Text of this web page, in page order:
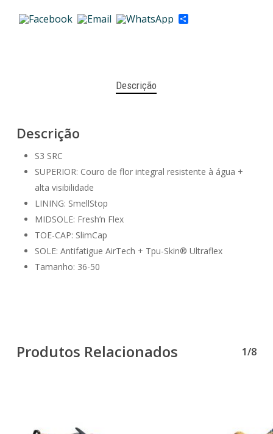
Share
Descrição
Descrição
S3 SRC
SUPERIOR: Couro de flor integral resistente à água +
alta visibilidade
LINING: SmellStop
MIDSOLE: Fresh’n Flex
TOE-CAP: SlimCap
SOLE: Antifatigue AirTech + Tpu-Skin® Ultraflex
Tamanho: 36-50
Produtos Relacionados 1/8